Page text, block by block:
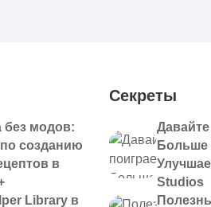
без модов:
созданию
в
Library в
Секреты
Больше
Studios